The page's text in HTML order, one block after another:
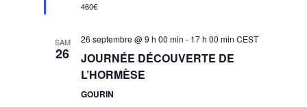
460€
SAM
26
26 septembre @ 9 h 00 min - 17 h 00 min CEST
JOURNÉE DÉCOUVERTE DE
L’HORMÈSE
GOURIN